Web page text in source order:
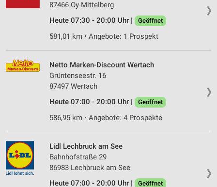
❯
87466 Oy-Mittelberg
Heute 07:30 - 20:00 Uhr |
Geöffnet
581,01 km • Angebote: 1 Prospekt
❯
Netto Marken-Discount Wertach
Grüntenseestr. 16
87497 Wertach
Heute 07:00 - 20:00 Uhr |
Geöffnet
586,95 km • Angebote: 4 Prospekte
❯
Lidl Lechbruck am See
Bahnhofstraße 29
86983 Lechbruck am See
Heute 07:00 - 20:00 Uhr |
Geöffnet